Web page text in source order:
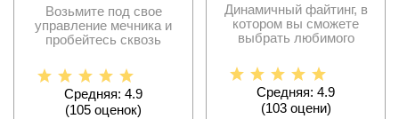
Возьмите под свое
управление мечника и
пробейтесь сквозь
Средняя: 4.9
(105 оценок)
Динамичный файтинг, в
котором вы сможете
выбрать любимого
Средняя: 4.9
(103оцени)